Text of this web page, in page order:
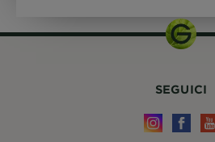
SEGUICI